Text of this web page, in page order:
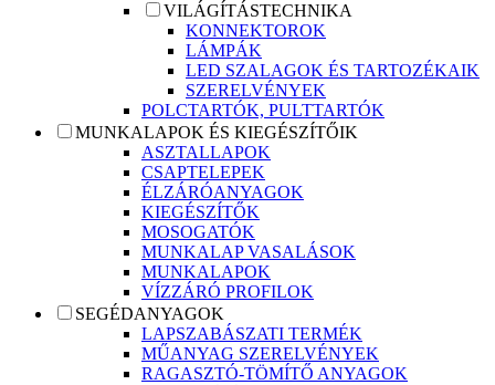
VILÁGÍTÁSTECHNIKA
KONNEKTOROK
LÁMPÁK
LED SZALAGOK ÉS TARTOZÉKAIK
SZERELVÉNYEK
POLCTARTÓK, PULTTARTÓK
MUNKALAPOK ÉS KIEGÉSZÍTŐIK
ASZTALLAPOK
CSAPTELEPEK
ÉLZÁRÓANYAGOK
KIEGÉSZÍTŐK
MOSOGATÓK
MUNKALAP VASALÁSOK
MUNKALAPOK
VÍZZÁRÓ PROFILOK
SEGÉDANYAGOK
LAPSZABÁSZATI TERMÉK
MŰANYAG SZERELVÉNYEK
RAGASZTÓ-TÖMÍTŐ ANYAGOK